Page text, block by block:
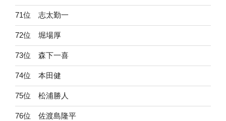
71位 志太勤一
72位 堀場厚
73位 森下一喜
74位 本田健
75位 松浦勝人
76位 佐渡島隆平